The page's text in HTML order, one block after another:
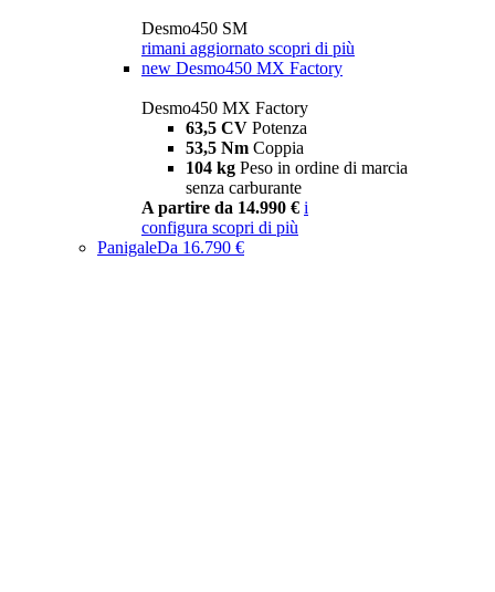
Desmo450 SM
rimani aggiornato scopri di più
new Desmo450 MX Factory
Desmo450 MX Factory
63,5 CV Potenza
53,5 Nm Coppia
104 kg Peso in ordine di marcia
senza carburante
A partire da 14.990 € i
configura scopri di più
PanigaleDa 16.790 €